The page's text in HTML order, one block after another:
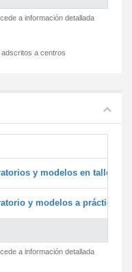
a información detallada
a centros
y modelos en
y modelos a prácticas
a información detallada